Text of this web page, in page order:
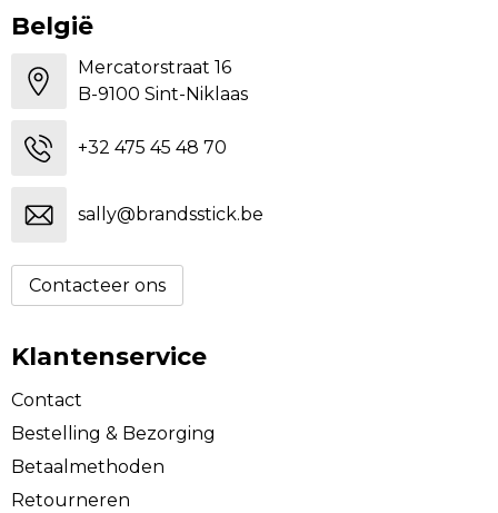
België
Mercatorstraat 16
B-9100 Sint-Niklaas
+32 475 45 48 70
sally@brandsstick.be
Contacteer ons
Klantenservice
Contact
Bestelling & Bezorging
Betaalmethoden
Retourneren